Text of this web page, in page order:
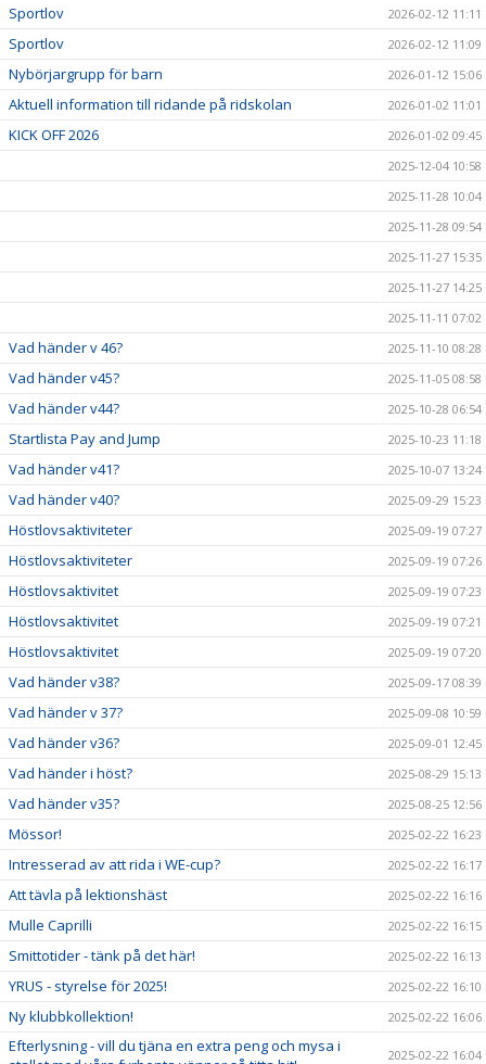
Sportlov 2026-02-12 11:11
Sportlov 2026-02-12 11:09
Nybörjargrupp för barn 2026-01-12 15:06
Aktuell information till ridande på ridskolan 2026-01-02 11:01
KICK OFF 2026
2026-01-02 09:45
2025-12-04 10:58
2025-11-28 10:04
2025-11-28 09:54
2025-11-27 15:35
2025-11-27 14:25
2025-11-11 07:02
Vad händer v 46? 2025-11-10 08:28
Vad händer v45? 2025-11-05 08:58
Vad händer v44? 2025-10-28 06:54
Startlista Pay and Jump 2025-10-23 11:18
Vad händer v41? 2025-10-07 13:24
Vad händer v40? 2025-09-29 15:23
Höstlovsaktiviteter 2025-09-19 07:27
Höstlovsaktiviteter 2025-09-19 07:26
Höstlovsaktivitet 2025-09-19 07:23
Höstlovsaktivitet 2025-09-19 07:21
Höstlovsaktivitet 2025-09-19 07:20
Vad händer v38? 2025-09-17 08:39
Vad händer v 37? 2025-09-08 10:59
Vad händer v36? 2025-09-01 12:45
Vad händer i höst? 2025-08-29 15:13
Vad händer v35? 2025-08-25 12:56
Mössor! 2025-02-22 16:23
Intresserad av att rida i WE-cup? 2025-02-22 16:17
Att tävla på lektionshäst 2025-02-22 16:16
Mulle Caprilli 2025-02-22 16:15
Smittotider - tänk på det här! 2025-02-22 16:13
YRUS - styrelse för 2025! 2025-02-22 16:10
Ny klubbkollektion! 2025-02-22 16:06
Efterlysning - vill du tjäna en extra peng och mysa i
2025-02-22 16:04